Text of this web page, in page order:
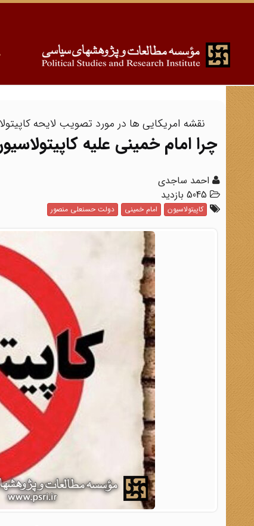
نقشه امریکایی ها در مورد تصویب لایحه
چرا امام خمینی علیه
احمد ساجدی
کاپیتولاسیون امام خمینی دولت حسنعلی منصور